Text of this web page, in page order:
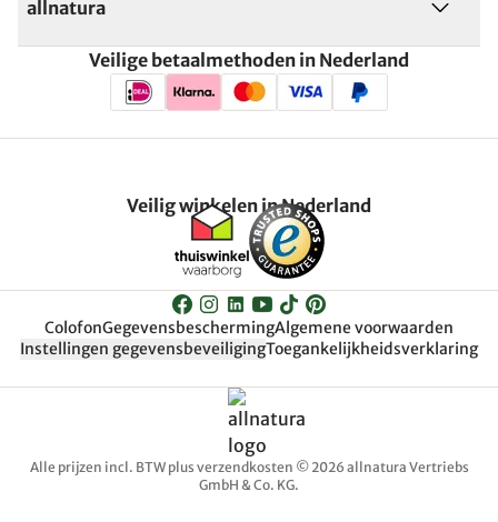
allnatura
Veilige betaalmethoden in Nederland
Veilig winkelen in Nederland
ColofonGegevensbeschermingAlgemene voorwaarden
Instellingen gegevensbeveiligingToegankelijkheidsverklaring
Alle prijzen incl. BTW plus verzendkosten © 2026 allnatura Vertriebs
GmbH & Co. KG.